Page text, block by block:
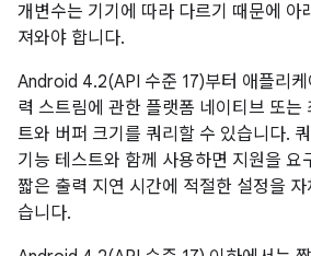
개변수는 기기에 따라 다르기 때문에 아
져와야 합니다.
Android 4.2(API 수준 17)부터 애플리
력 스트림에 관한 플랫폼 네이티브 또는
트와 버퍼 크기를 쿼리할 수 있습니다.
기능 테스트와 함께 사용하면 지원을 요
짧은 출력 지연 시간에 적절한 설정을
습니다.